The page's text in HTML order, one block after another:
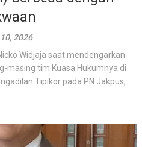
2026
Widjaja saat mendengarkan
masing tim Kuasa Hukumnya di
Tipikor pada PN Jakpus,...